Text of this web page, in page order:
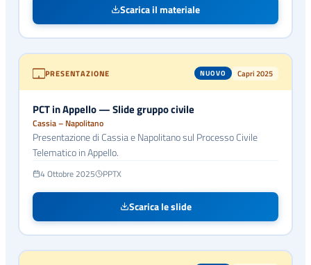
Scarica il materiale
PRESENTAZIONE NUOVO Capri 2025
PCT in Appello — Slide gruppo civile
Cassia – Napolitano
Presentazione di Cassia e Napolitano sul Processo Civile
Telematico in Appello.
4 Ottobre 2025 PPTX
Scarica le slide